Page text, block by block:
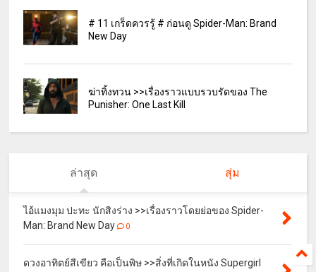
# 11 เกร็ดควรรู้ # ก่อนดู Spider-Man: Brand
New Day
ฆ่าทิ้งทวน >>เรื่องราวแบบรวบรัดของ The
Punisher: One Last Kill
ล่าสุด สุ่ม
ไอ้แมงมุม ปะทะ นักสิงร่าง >>เรื่องราวโดยย่อของ Spider-
Man: Brand New Day
0
ดวงอาทิตย์สีเขียว คือเป็นพิษ >>สิ่งที่เกิดในหนัง Supergirl